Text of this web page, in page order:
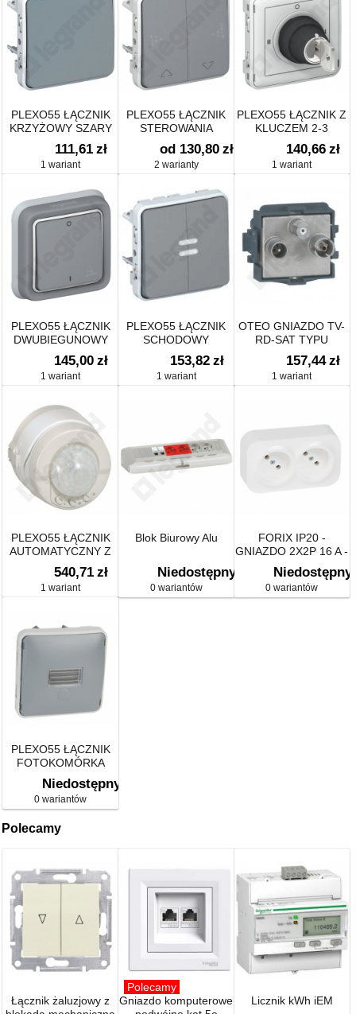
PLEXO55 ŁĄCZNIK
KRZYŻOWY SZARY
10AX-250V~
111,61 zł
1 wariant
PLEXO55 ŁĄCZNIK
STEROWANIA
ROLETAMI (BLOKADA
MECHANICZNA)
od 130,80 zł
2 warianty
PLEXO55 ŁĄCZNIK Z
KLUCZEM 2-3
POZYCJE
140,66 zł
1 wariant
PLEXO55 ŁĄCZNIK
DWUBIEGUNOWY
145,00 zł
1 wariant
PLEXO55 ŁĄCZNIK
SCHODOWY
PODÓWJNY
PODŚWIETLANYCH
10AX-250V~
153,82 zł
1 wariant
OTEO GNIAZDO TV-
RD-SAT TYPU
GWIAZDA
157,44 zł
1 wariant
PLEXO55 ŁĄCZNIK
AUTOMATYCZNY Z
DETEKTOREM
RUCHU
540,71 zł
1 wariant
Blok Biurowy Alu
Niedostępny
0 wariantów
FORIX IP20 -
GNIAZDO 2X2P 16 A -
250 V
Niedostępny
0 wariantów
PLEXO55 ŁĄCZNIK
FOTOKOMÓRKA
Niedostępny
0 wariantów
Polecamy
Łącznik żaluzjowy z
Polecamy
Gniazdo komputerowe
Licznik kWh iEM